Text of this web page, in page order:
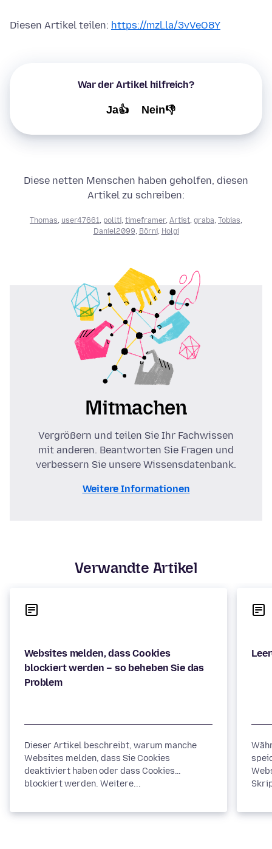
Diesen Artikel teilen: https://mzl.la/3vVeO8Y
War der Artikel hilfreich?
Ja👍 Nein👎
Diese netten Menschen haben geholfen, diesen
Artikel zu schreiben:
Thomas user47661 pollti timeframer, Artist graba Tobias
Daniel2099 Börni, Holgi
Mitmachen
Vergrößern und teilen Sie Ihr Fachwissen
mit anderen. Beantworten Sie Fragen und
verbessern Sie unsere Wissensdatenbank.
Weitere Informationen
Verwandte Artikel
Websites melden, dass Cookies
blockiert werden – so beheben Sie das
Problem
Dieser Artikel beschreibt, warum manche
Websites melden, dass Sie Cookies
deaktiviert haben oder dass Cookies
blockiert werden. Weitere...